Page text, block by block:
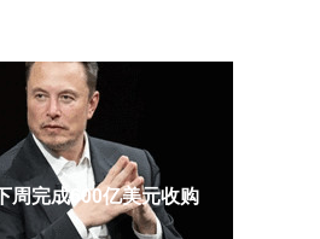
周完成600亿美元收购